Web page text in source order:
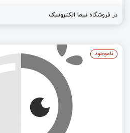
در فروشگاه نیما الکترونیک
ناموجود